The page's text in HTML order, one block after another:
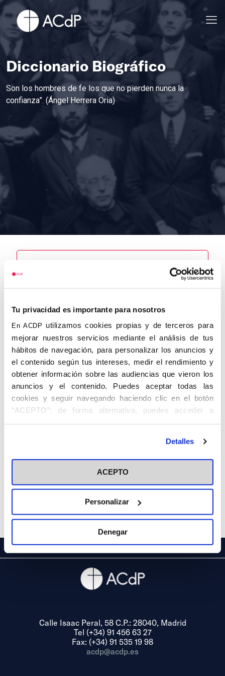
Tu privacidad es importante para nosotros
En ACDP utilizamos cookies propias y de terceros para
mejorar nuestros servicios mediante el análisis de tus
hábitos de navegación, para personalizar los anuncios y
el contenido según tus intereses, medir el rendimiento y
obtener información sobre las audiencias que vieron los
anuncios y el contenido. Puedes aceptar todas las
cookies y seguir navegando haciendo clic en el botón
“ACEPTO”; de forma alternativa, puedes acceder a
información más detallada y cambiar tus preferencias
en el botón "Personalizar". Para más información puedes
visitar nuestra Política de Cookies
Detalles
ACEPTO
Personalizar
Denegar
Diccionario Biográfico
Son los hombres de fe los que no pierden nunca la
confianza”. (Ángel Herrera Oria)
Nombre
Valcárcel,
Alejandro
Autor
Centro de
adscripción
Fecha de
nacimiento
25/12/1917
Fecha de
defunción
22/11/1976
Madrid
Calle Isaac Peral, 58 C.P.: 28040, Madrid
Tel (+34) 91 456 63 27
Fax: (+34) 91 535 19 98
acdp@acdp.es